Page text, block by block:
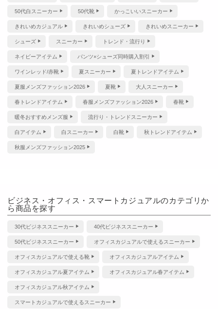
50代白スニーカー 50代靴 かっこいいスニーカー
きれいめカジュアル きれいめシューズ きれいめスニーカー
シューズ スニーカー トレンド・流行り
ネイビーアイテム パンツ×シューズ同時購入割引
ワインレッド/赤靴 夏スニーカー 夏トレンドアイテム
夏服メンズファッション2026 夏靴 大人スニーカー
春トレンドアイテム 春服メンズファッション2026 春靴
暖冬おすすめメンズ服 流行り・トレンドスニーカー
白アイテム 白スニーカー 白靴 秋トレンドアイテム
秋服メンズファッション2025
ビジネス・オフィス・スマートカジュアルのカテゴリか
ら商品を探す
30代ビジネススニーカー 40代ビジネススニーカー
50代ビジネススニーカー オフィスカジュアルで使えるスニーカー
オフィスカジュアルで使える靴 オフィスカジュアルアイテム
オフィスカジュアル夏アイテム オフィスカジュアル春アイテム
オフィスカジュアル秋アイテム
スマートカジュアルで使えるスニーカー